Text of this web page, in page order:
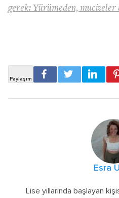
gerek: Yürümeden, mucizeler
Esra
Lise yıllarında başlayan